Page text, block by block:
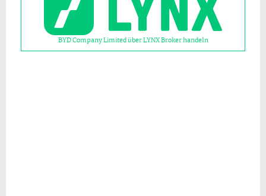
BYD Company Limited über LYNX Broker handeln